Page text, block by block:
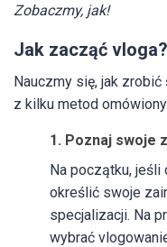
Zobaczmy, jak!
Jak zacząć vloga?
Nauczmy się, jak zrobić
z kilku metod
1. Poznaj swoje
Na początku,
określić swoje
specjalizacji. Na
wybrać